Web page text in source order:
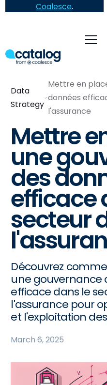
Coalesce.
Data
Strategy
Mettre en
données
l'assurance
Mettre
une
des
efficace
secteur
Découvrez
une gouvernance
efficace dans le
l'assurance pour
et l'exploitation
March 6, 2025